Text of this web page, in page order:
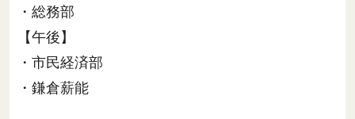
・総務部
【午後】
・市民経済部
・鎌倉薪能